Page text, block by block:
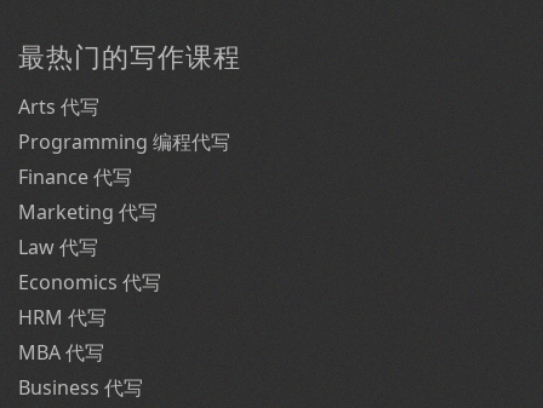
最热门的写作课程
Arts 代写
Programming 编程代写
Finance 代写
Marketing 代写
Law 代写
Economics 代写
HRM 代写
MBA 代写
Business 代写